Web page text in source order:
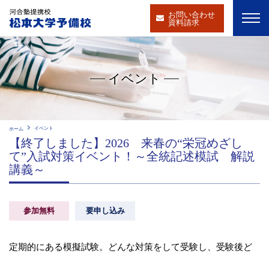
お問い合わせ
資料請求
イベント
ホーム イベント
【終了しました】2026 来春の“栄冠めざし
て”入試対策イベント！～全統記述模試 解説
講義～
参加無料 要申し込み
定期的にある模擬試験。どんな対策をして受験し、受験後ど